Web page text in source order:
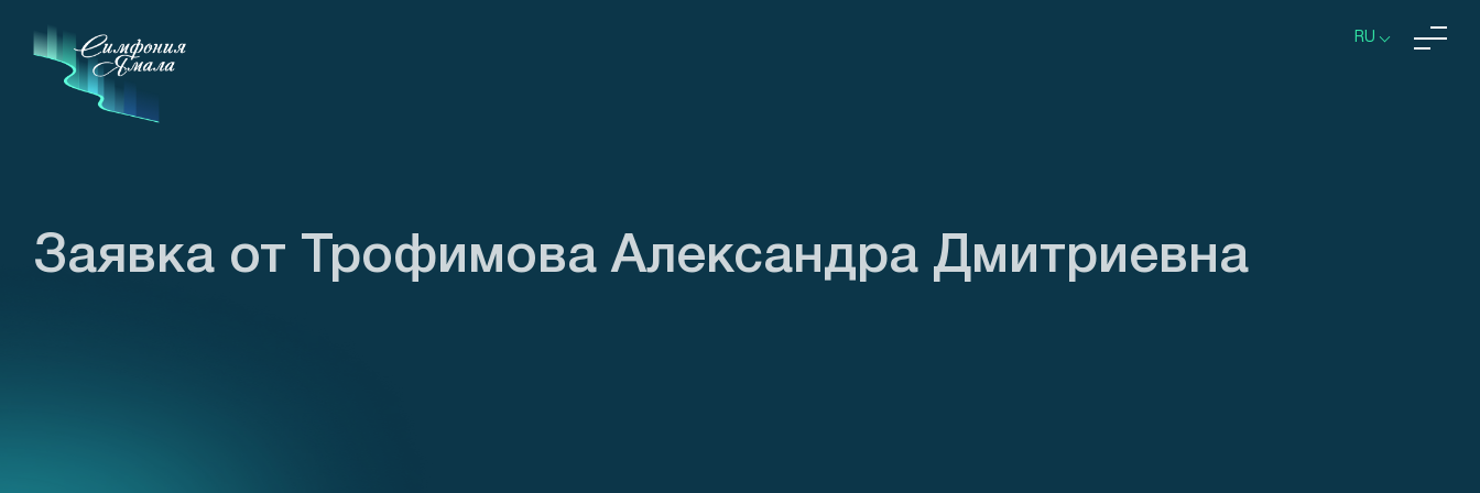
RU
Заявка от Трофимова Александра Дмитриевна